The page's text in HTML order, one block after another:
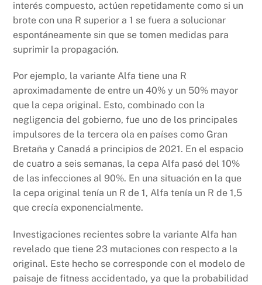
interés compuesto, actúen repetidamente como si un
brote con una R superior a 1 se fuera a solucionar
espontáneamente sin que se tomen medidas para
suprimir la propagación.
Por ejemplo, la variante Alfa tiene una R
aproximadamente de entre un 40% y un 50% mayor
que la cepa original. Esto, combinado con la
negligencia del gobierno, fue uno de los principales
impulsores de la tercera ola en países como Gran
Bretaña y Canadá a principios de 2021. En el espacio
de cuatro a seis semanas, la cepa Alfa pasó del 10%
de las infecciones al 90%. En una situación en la que
la cepa original tenía un R de 1, Alfa tenía un R de 1,5
que crecía exponencialmente.
Investigaciones recientes sobre la variante Alfa han
revelado que tiene 23 mutaciones con respecto a la
original. Este hecho se corresponde con el modelo de
paisaje de fitness accidentado, ya que la probabilidad